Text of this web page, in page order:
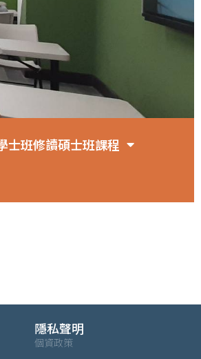
士班修讀碩士班課程
隱私聲明
個資政策